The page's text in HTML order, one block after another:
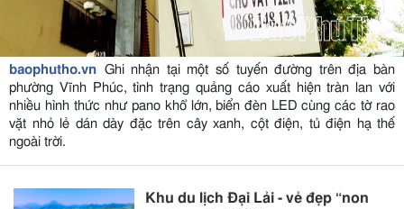
baophutho.vn Ghi nhận tại một số tuyến đường trên địa bàn
phường Vĩnh Phúc, tình trạng quảng cáo xuất hiện tràn lan với
nhiều hình thức như pano khổ lớn, biển đèn LED cùng các tờ rao
vặt nhỏ lẻ dán dày đặc trên cây xanh, cột điện, tủ điện hạ thế
ngoài trời.
Khu du lịch Đại Lải - vẻ đẹp “non